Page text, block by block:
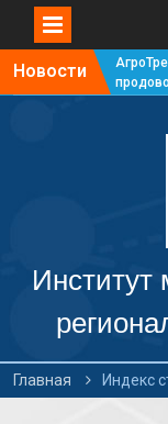
Новости
#4
Институт
Главная Индекс